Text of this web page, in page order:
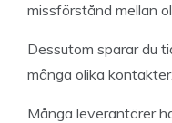
missförstånd mellan
Dessutom sparar du
många olika kontakter.
Många leverantörer